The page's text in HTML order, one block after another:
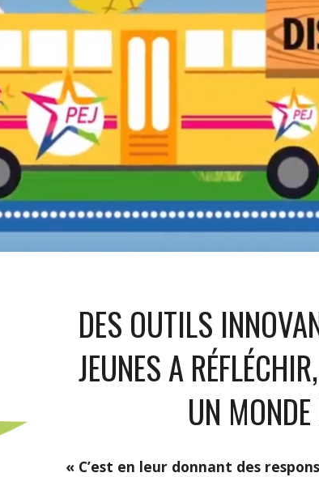
DES OUTILS
JEUNESA
UN
« C’est en leur donnant des